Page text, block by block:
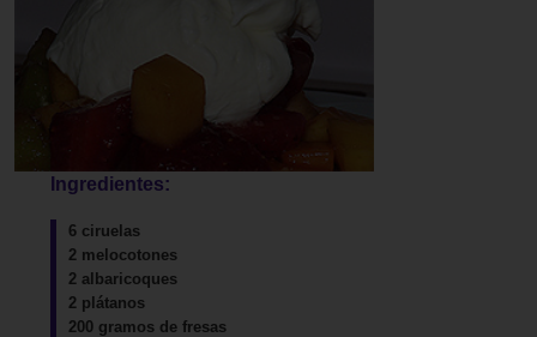
Ingredientes:
6 ciruelas
2 melocotones
2 albaricoques
2 plátanos
200 gramos de fresas